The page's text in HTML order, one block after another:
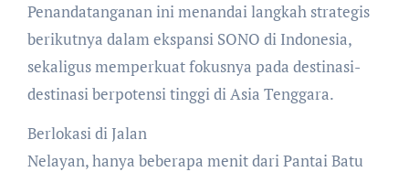
Penandatanganan ini menandai langkah strategis
berikutnya dalam ekspansi SONO di Indonesia,
sekaligus memperkuat fokusnya pada destinasi-
destinasi berpotensi tinggi di Asia Tenggara.
Berlokasi di Jalan
Nelayan, hanya beberapa menit dari Pantai Batu